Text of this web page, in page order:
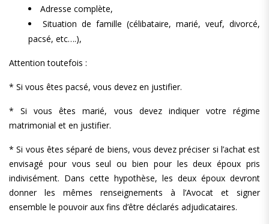
Adresse complète,
Situation de famille (célibataire, marié, veuf, divorcé,
pacsé, etc….),
Attention toutefois :
* Si vous êtes pacsé, vous devez en justifier.
* Si vous êtes marié, vous devez indiquer votre régime
matrimonial et en justifier.
* Si vous êtes séparé de biens, vous devez préciser si l’achat est
envisagé pour vous seul ou bien pour les deux époux pris
indivisément. Dans cette hypothèse, les deux époux devront
donner les mêmes renseignements à l’Avocat et signer
ensemble le pouvoir aux fins d’être déclarés adjudicataires.